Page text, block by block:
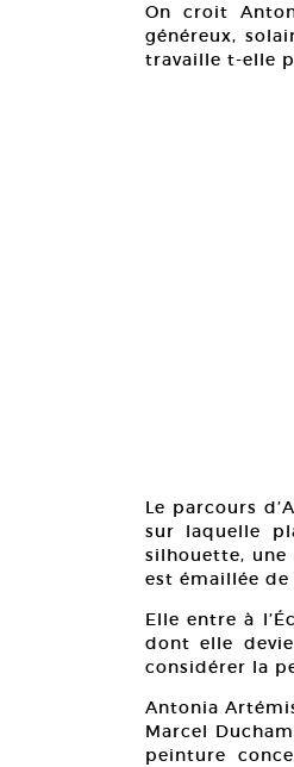
On croit
généreux,
travaille t-elle
Le parcours
sur laquelle
silhouette,
est émaillée
Elle entre à
dont elle
considérer la
Antonia
Marcel
peinture